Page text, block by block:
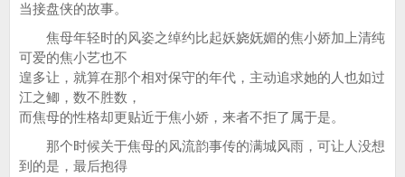
当接盘侠的故事。
焦母年轻时的风姿之绰约比起妖娆妩媚的焦小娇加上清纯
可爱的焦小艺也不
遑多让，就算在那个相对保守的年代，主动追求她的人也如过
江之鲫，数不胜数，
而焦母的性格却更贴近于焦小娇，来者不拒了属于是。
那个时候关于焦母的风流韵事传的满城风雨，可让人没想
到的是，最后抱得